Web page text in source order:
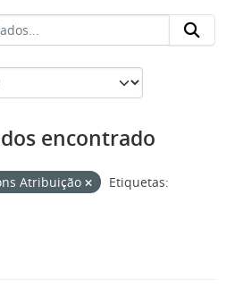
encontrado
Atribuição
Etiquetas: